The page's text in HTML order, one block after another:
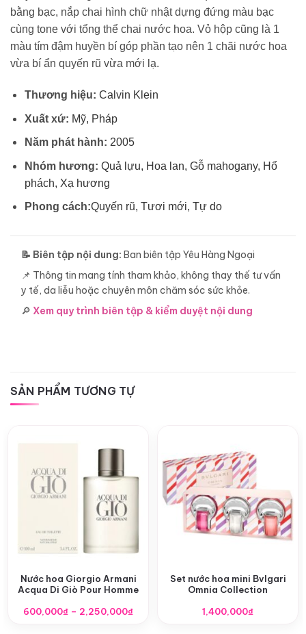
bằng bạc, nắp chai hình chữ nhật dựng đứng màu bạc
cùng tone với tổng thể chai nước hoa. Vỏ hộp cũng là 1
màu tím đậm huyền bí góp phần tạo nên 1 chãi nước hoa
vừa bí ẩn quyến rũ vừa mới lạ.
Thương hiệu: Calvin Klein
Xuất xứ: Mỹ, Pháp
Năm phát hành: 2005
Nhóm hương: Quả lựu, Hoa lan, Gỗ mahogany, Hổ
phách, Xạ hương
Phong cách:Quyến rũ, Tươi mới, Tự do
📝 Biên tập nội dung: Ban biên tập Yêu Hàng Ngoại
📌 Thông tin mang tính tham khảo, không thay thế tư vấn
y tế, da liễu hoặc chuyên môn chăm sóc sức khỏe.
🔎 Xem quy trình biên tập & kiểm duyệt nội dung
SẢN PHẨM TƯƠNG TỰ
Nước hoa Giorgio Armani
Acqua Di Giò Pour Homme
600,000₫ – 2,250,000₫Khoảng
Set nước hoa mini Bvlgari
Omnia Collection
1,400,000₫